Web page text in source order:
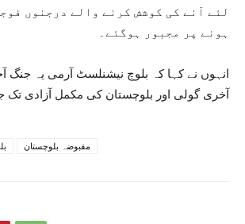
لئے آنے کی کوشش کرنے والے درجنوں
ہونے پر مجبور ہوگئے۔
انہوں نے کہا کہ بلوچ نیشنلسٹ آرمی یہ جنگ
آخری گولی اور بلوچستان کی مکمل آزادی تک
مقبوضہ بلوچستان